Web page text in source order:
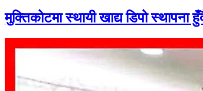
मुक्तिकोटमा स्थायी खाद्य डिपो